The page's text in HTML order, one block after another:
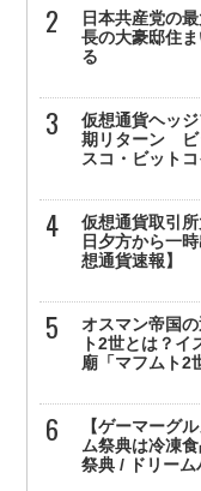
日本共産党の
長の大豪邸住
る
仮想通貨ヘッ
期リターン ビ
スコ・ビットコ
仮想通貨取引
日夕方から一
想通貨速報】
オスマン帝国
ト2世とは？イ
廟「マフムト2
【ゲーマーグ
ム祭典は冷凍
祭典 / ドリーム